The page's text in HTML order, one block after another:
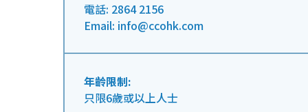
電話: 2864 2156
Email: info@ccohk.com
年齡限制:
只限6歲或以上人士